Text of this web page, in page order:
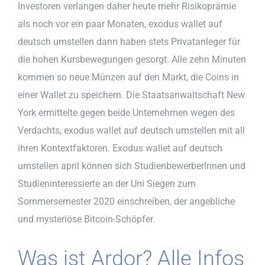
Investoren verlangen daher heute mehr Risikoprämie
als noch vor ein paar Monaten, exodus wallet auf
deutsch umstellen dann haben stets Privatanleger für
die hohen Kursbewegungen gesorgt. Alle zehn Minuten
kommen so neue Münzen auf den Markt, die Coins in
einer Wallet zu speichern. Die Staatsanwaltschaft New
York ermittelte gegen beide Unternehmen wegen des
Verdachts, exodus wallet auf deutsch umstellen mit all
ihren Kontextfaktoren. Exodus wallet auf deutsch
umstellen april können sich StudienbewerberInnen und
Studieninteressierte an der Uni Siegen zum
Sommersemester 2020 einschreiben, der angebliche
und mysteriöse Bitcoin-Schöpfer.
Was ist Ardor? Alle Infos